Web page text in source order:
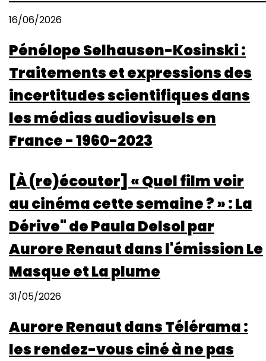
16/06/2026
Pénélope Selhausen-Kosinski :
Traitements et expressions des
incertitudes scientifiques dans
les médias audiovisuels en
France - 1960-2023
[À (re)écouter] « Quel film voir
au cinéma cette semaine ? » : La
Dérive" de Paula Delsol par
Aurore Renaut dans l'émission Le
Masque et La plume
31/05/2026
Aurore Renaut dans Télérama :
les rendez-vous ciné à ne pas